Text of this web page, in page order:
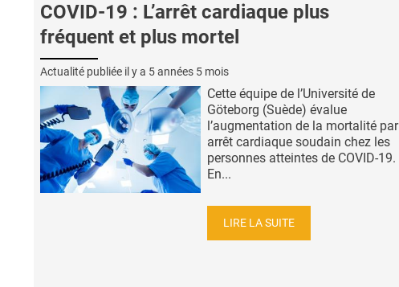
COVID-19 : L’arrêt cardiaque plus
fréquent et plus mortel
Actualité publiée il y a 5 années 5 mois
Cette équipe de l’Université de
Göteborg (Suède) évalue
l’augmentation de la mortalité par
arrêt cardiaque soudain chez les
personnes atteintes de COVID-19.
En...
LIRE LA SUITE